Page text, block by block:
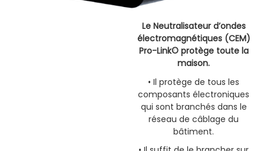
Le Neutralisateur d’ondes
électromagnétiques (CEM)
Pro-Link© protège toute la
maison.
• Il protège de tous les
composants électroniques
qui sont branchés dans le
réseau de câblage du
bâtiment.